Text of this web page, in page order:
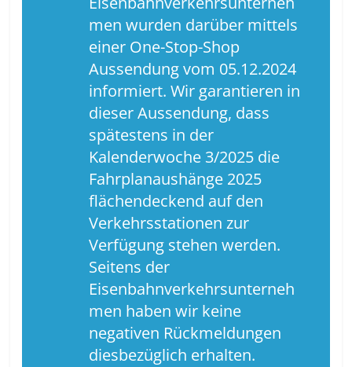
men wurden darüber mittels
einer One-Stop-Shop
Aussendung vom 05.12.2024
informiert. Wir garantieren in
dieser Aussendung, dass
spätestens in der
Kalenderwoche 3/2025 die
Fahrplanaushänge 2025
flächendeckend auf den
Verkehrsstationen zur
Verfügung stehen werden.
Seitens der
Eisenbahnverkehrsunterneh
men haben wir keine
negativen Rückmeldungen
diesbezüglich erhalten.